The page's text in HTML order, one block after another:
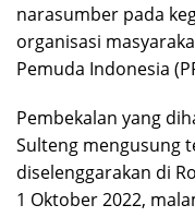
narasumber pada
organisasi
Pemuda Indonesia
Pembekalan yang
Sulteng mengusung
diselenggarakan di
1 Oktober 2022,